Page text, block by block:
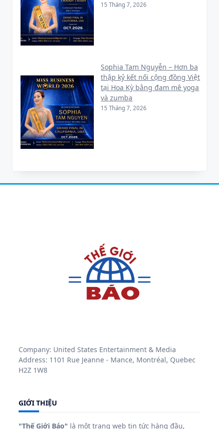
15 Tháng 7, 2026
Sophia Tam Nguyễn – Hơn ba
thập kỷ kết nối cộng đồng Việt
tại Hoa Kỳ bằng đam mê yoga
và zumba
15 Tháng 7, 2026
Company: United States Entertainment & Media
Address: 1101 Rue Jeanne - Mance, Montréal, Quebec
H2Z 1W8
GIỚI THIỆU
"Thế Giới Báo" là một trang web tin tức hàng đầu,